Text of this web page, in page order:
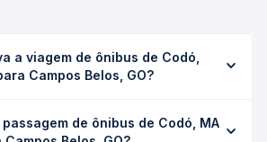
a viagem de ônibus de Codó,
Campos Belos, GO?
leva em média 26h 46min, podendo
de ônibus de Codó, MA